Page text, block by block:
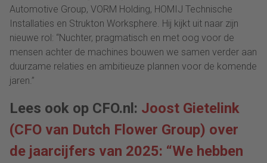
Automotive Group, VORM Holding, HOMIJ Technische
Installaties en Strukton Worksphere. Hij kijkt uit naar zijn
nieuwe rol: “Nuchter, pragmatisch en met oog voor de
mensen achter de machines bouwen we samen verder aan
duurzame relaties en ambitieuze plannen voor de komende
jaren.”
Lees ook op CFO.nl: Joost Gietelink
(CFO van Dutch Flower Group) over
de jaarcijfers van 2025: “We hebben